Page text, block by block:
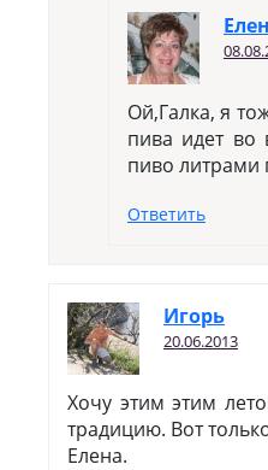
Ой,Галка, я
пива идет
пиво литрами
Ответить
Игopь
20.06.2013
Хочу этим этим
традицию. Вот
Елена.